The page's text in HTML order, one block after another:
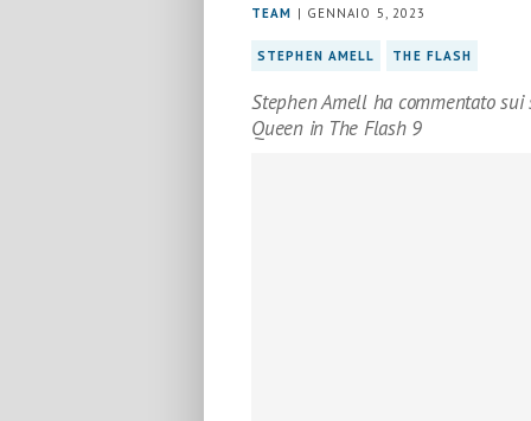
TEAM | GENNAIO 5, 2023
STEPHEN AMELL THE FLASH
Stephen Amell ha commentato
Queen in The Flash 9